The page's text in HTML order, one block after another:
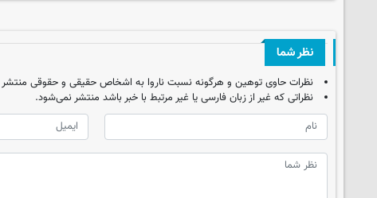
نظر شما
نظرات حاوی توهین و هرگونه نسبت ناروا به اشخاص حقیقی و حقوقی
نظراتی که غیر از زبان فارسی یا غیر مرتبط با خبر باشد منتشر نمی‌شود.